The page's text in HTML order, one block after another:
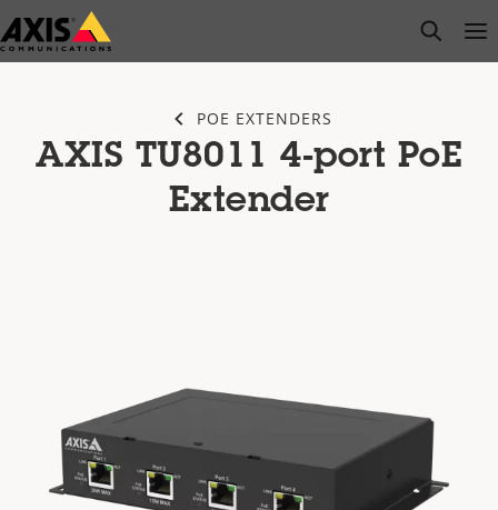
Saltar
al
open
POE EXTENDERS
AXIS TU8011 4-port PoE
Extender